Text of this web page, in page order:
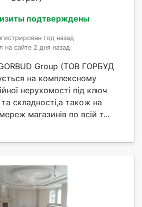
подтверждены
год назад
на сайте 2 дня назад
Group (ТОВ ГОРБУД
на комплексному
нерухомості під ключ
складності,а також на
магазинів по всій т...